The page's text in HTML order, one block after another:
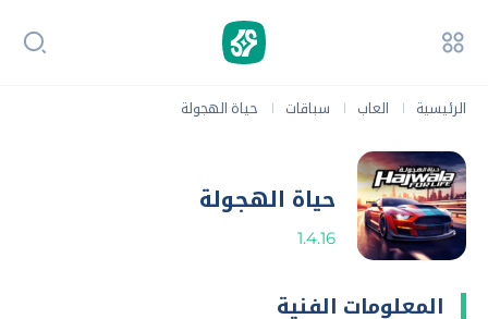
الرئيسية | العاب | سباقات | حياة الهجولة
حياة الهجولة
1.4.16
المعلومات الفنية